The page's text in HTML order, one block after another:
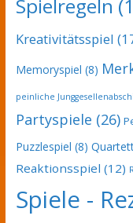
Spielregeln
Kreativitätsspiel
Memoryspiel (8)
peinliche
Partyspiele (26)
Puzzlespiel (8)
Reaktionsspiel (12)
Spiele -